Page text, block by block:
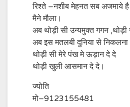
रिश्ते –नशीब मेहनत सब अजमाये है
मैने मौला।
अब थोड़ी सी उन्यमुक्त गगन
अब इस मतलबी दुनिया से निकलना
थोड़ी सी मेरे पंख मे ऊड़ान दे दे
थोड़ी खुली आसमान दे दे।
ज्योति
मो–9123155481